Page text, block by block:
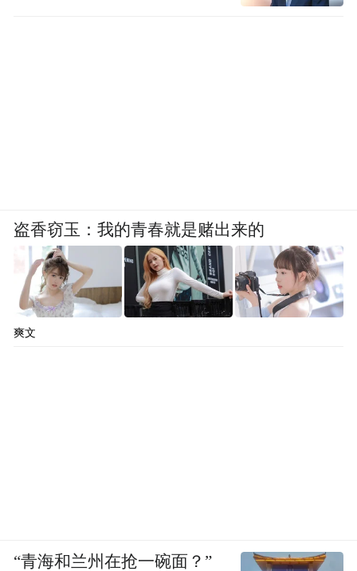
盗香窃玉：我的青春就是赌出来的
爽文
“青海和兰州在抢一碗面？”